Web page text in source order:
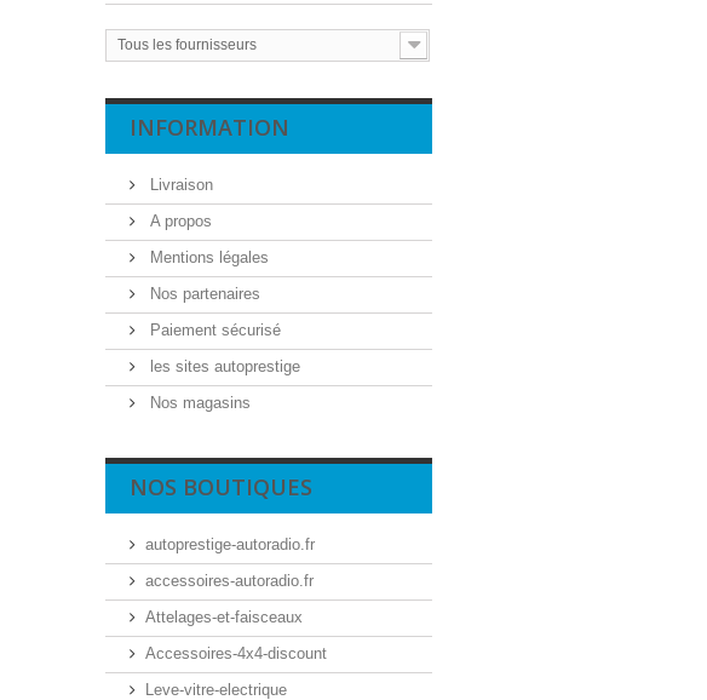
Tous les fournisseurs
INFORMATION
Livraison
A propos
Mentions légales
Nos partenaires
Paiement sécurisé
les sites autoprestige
Nos magasins
NOS BOUTIQUES
autoprestige-autoradio.fr
accessoires-autoradio.fr
Attelages-et-faisceaux
Accessoires-4x4-discount
Leve-vitre-electrique